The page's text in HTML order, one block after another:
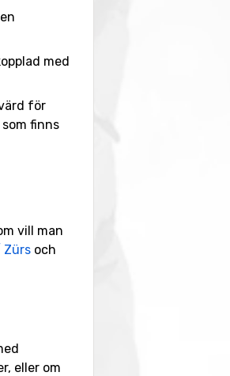
med
för
finns
vill man
Zürs och
eller om